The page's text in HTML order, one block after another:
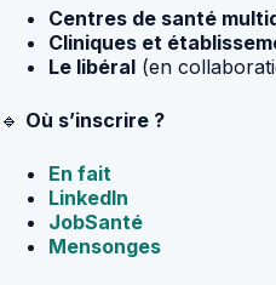
Centres de santé
Cliniques et
Le libéral (en
🔹 Où s’inscrire ?
En fait
LinkedIn
JobSanté
Mensonges